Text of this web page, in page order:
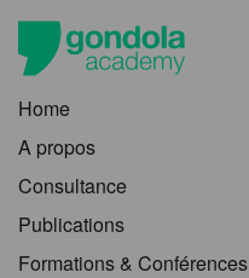
Home
A propos
Consultance
Publications
Formations & Conférences